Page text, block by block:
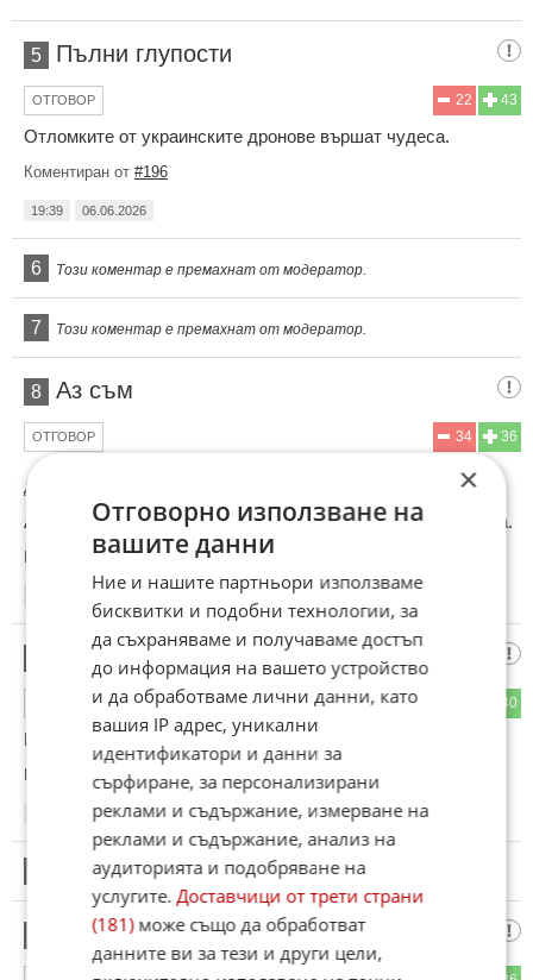
5 Пълни глупости
43
22
ОТГОВОР
Отломките от украинските дронове вършат чудеса.
Коментиран от #196
19:39 06.06.2026
6 Този коментар е премахнат от модератор.
7 Този коментар е премахнат от модератор.
8 Аз съм
36
34
ОТГОВОР
До коментар
Ами за снимки или видео на тия неща в русия си в затвора.
Коментиран от#190
Хахахаха
40
ОТГОВОР
Работайте братя украинци.
Коментиран от
06.06.2026
Този коментар е премахнат от модератор.
Сатана Z
×
Отговорно използване на
вашите данни
Ние и нашите партньори използваме
бисквитки и подобни технологии, за
да съхраняваме и получаваме достъп
до информация на вашето устройство
и да обработваме лични данни, като
вашия IP адрес, уникални
идентификатори и данни за
сърфиране, за персонализирани
реклами и съдържание, измерване на
реклами и съдържание, анализ на
аудиторията и подобряване на
услугите.Доставчици от трети страни
(181)може също да обработват
данните ви за тези и други цели,